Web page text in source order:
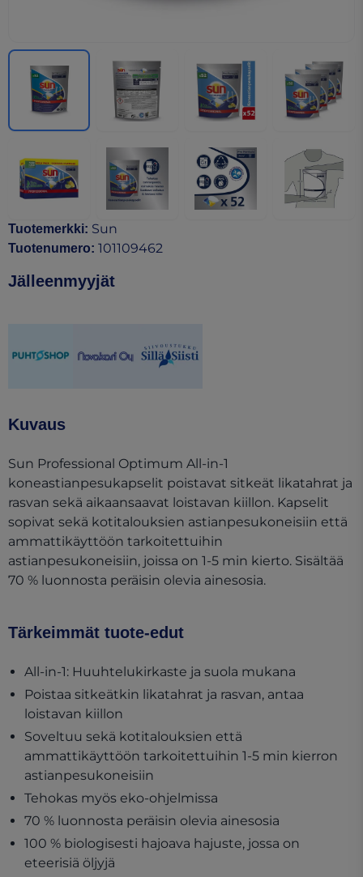
Tuotemerkki: Sun
Tuotenumero: 101109462
Jälleenmyyjät
Kuvaus
Sun Professional Optimum All-in-1
koneastianpesukapselit poistavat sitkeät likatahrat ja
rasvan sekä aikaansaavat loistavan kiillon. Kapselit
sopivat sekä kotitalouksien astianpesukoneisiin että
ammattikäyttöön tarkoitettuihin
astianpesukoneisiin, joissa on 1-5 min kierto. Sisältää
70 % luonnosta peräisin olevia ainesosia.
Tärkeimmät tuote-edut
All-in-1: Huuhtelukirkaste ja suola mukana
Poistaa sitkeätkin likatahrat ja rasvan, antaa
loistavan kiillon
Soveltuu sekä kotitalouksien että
ammattikäyttöön tarkoitettuihin 1-5 min kierron
astianpesukoneisiin
Tehokas myös eko-ohjelmissa
70 % luonnosta peräisin olevia ainesosia
100 % biologisesti hajoava hajuste, jossa on
eteerisiä öljyjä